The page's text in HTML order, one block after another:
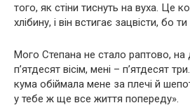
того, як стіни тиснуть на вуха. Це
хлібину, і він встигає зацвісти, бо
Мого Степана не стало раптово, на
п’ятдесят вісім, мені – п’ятдесят
кума обіймала мене за плечі й
у тебе ж ще все життя попереду».